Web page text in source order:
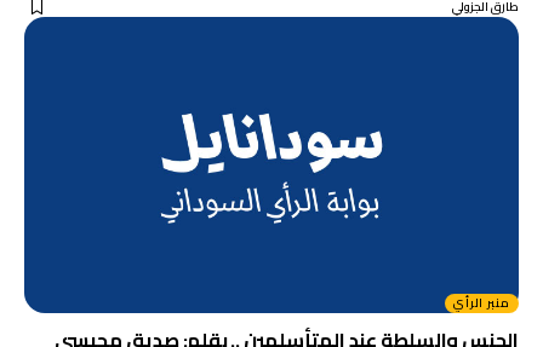
طارق الجزولي
منبر الرأي